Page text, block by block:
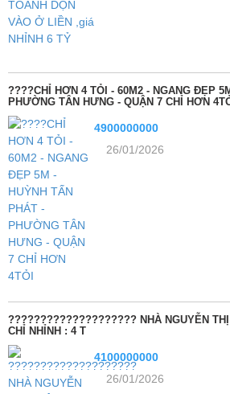
????CHỈ HƠN 4 TỎI - 60M2 - NGANG ĐẸP
PHƯỜNG TÂN HƯNG - QUẬN 7 CHỈ HƠN
4900000000
26/01/2026
???????????????????? NHÀ NGUYỄN
CHỈ NHỈNH : 4 T
4100000000
26/01/2026